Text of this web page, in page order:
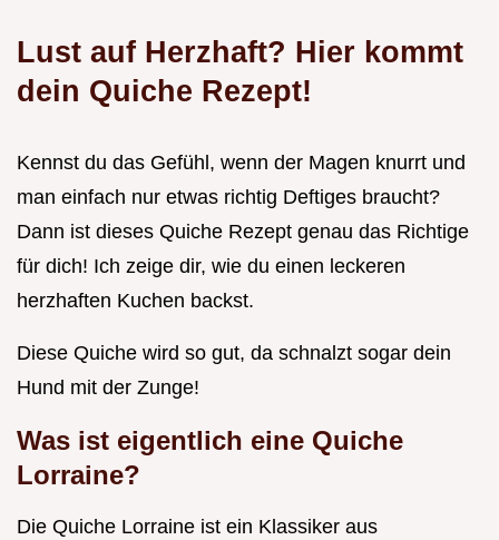
Lust auf Herzhaft? Hier kommt
dein Quiche Rezept!
Kennst du das Gefühl, wenn der Magen knurrt und
man einfach nur etwas richtig Deftiges braucht?
Dann ist dieses Quiche Rezept genau das Richtige
für dich! Ich zeige dir, wie du einen leckeren
herzhaften Kuchen backst.
Diese Quiche wird so gut, da schnalzt sogar dein
Hund mit der Zunge!
Was ist eigentlich eine Quiche
Lorraine?
Die Quiche Lorraine ist ein Klassiker aus